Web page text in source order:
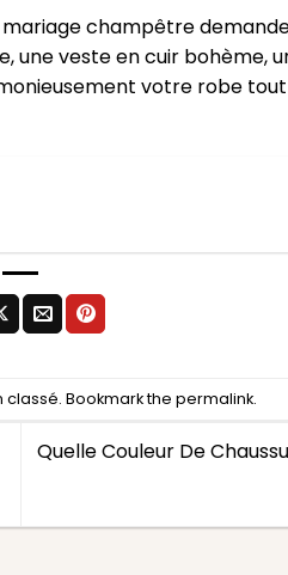
champêtre
veste en cuir bohème,
votre robe
classé. Bookmark the permalink.
Quelle Couleur De